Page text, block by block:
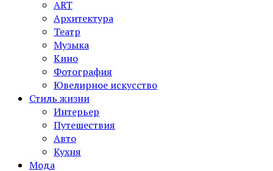
ART
Архитектура
Театр
Музыка
Кино
Фотография
Ювелирное искусство
Стиль жизни
Интерьер
Путешествия
Авто
Кухня
Мода